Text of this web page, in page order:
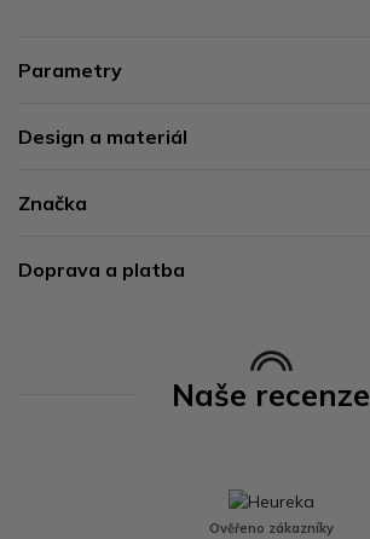
Parametry
Design a materiál
Značka
Doprava a platba
Naše recenze
Ověřeno zákazníky